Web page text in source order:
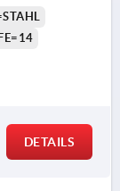
DETAILS